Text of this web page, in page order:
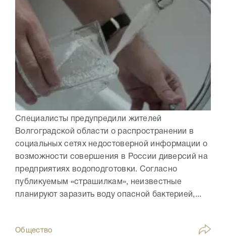
Специалисты предупредили жителей
Волгоградской области о распространении в
социальных сетях недостоверной информации о
возможности совершения в России диверсий на
предприятиях водоподготовки. Согласно
публикуемым «страшилкам», неизвестные
планируют заразить воду опасной бактерией,...
Общество